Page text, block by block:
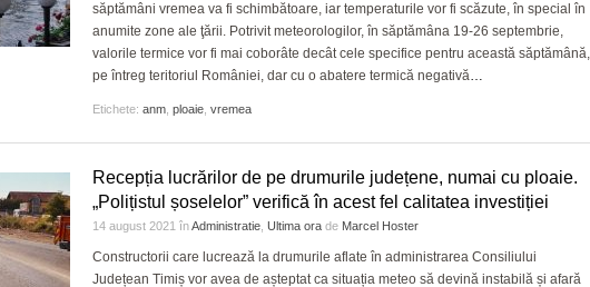
săptămâni vremea va fi schimbătoare, iar temperaturile vor fi scăzute, în special în
anumite zone ale ţării. Potrivit meteorologilor, în săptămâna 19-26 septembrie,
valorile termice vor fi mai coborâte decât cele specifice pentru această săptămână,
pe întreg teritoriul României, dar cu o abatere termică negativă…
Etichete: anm ploaie vremea
Recepția lucrărilor de pe drumurile județene, numai cu ploaie.
„Polițistul șoselelor” verifică în acest fel calitatea investiției
14 august 2021 înAdministratie Ultima ora de Marcel Hoster
Constructorii care lucrează la drumurile aflate în administrarea Consiliului
Județean Timiș vor avea de așteptat ca situația meteo să devină instabilă și afară